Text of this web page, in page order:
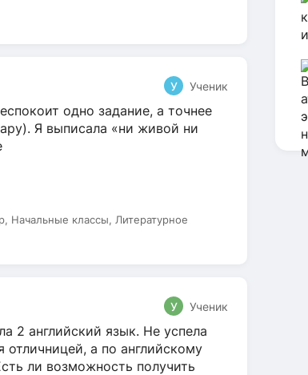
У Ученик
одно задание, а точнее
Я выписала «ни живой ни
Начальные классы, Литературное
У Ученик
2 английский язык. Не успела
отличницей, а по английскому
ли возможность получить